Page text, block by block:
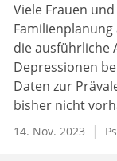
Viele Frauen
die ausführliche
Depressionen
Daten zur
bisher nicht
14. Nov. 2023